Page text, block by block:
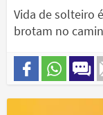
Vida de solteiro
brotam no